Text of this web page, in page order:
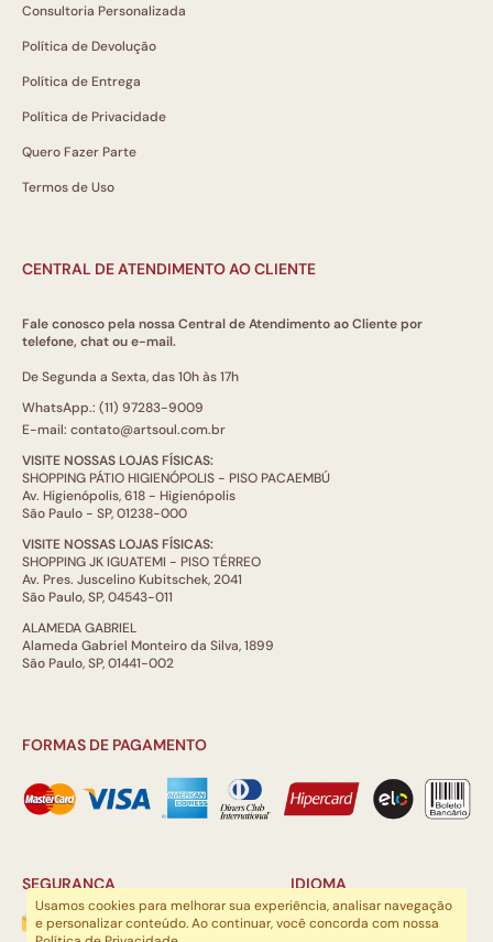
Consultoria Personalizada
Política de Devolução
Política de Entrega
Política de Privacidade
Quero Fazer Parte
Termos de Uso
CENTRAL DE ATENDIMENTO AO CLIENTE
Fale conosco pela nossa Central de Atendimento ao Cliente por
telefone, chat ou e-mail.
De Segunda a Sexta, das 10h às 17h
WhatsApp.: (11) 97283-9009
E-mail: contato@artsoul.com.br
VISITE NOSSAS LOJAS FÍSICAS:
SHOPPING PÁTIO HIGIENÓPOLIS - PISO PACAEMBÚ
Av. Higienópolis, 618 - Higienópolis
São Paulo - SP, 01238-000
VISITE NOSSAS LOJAS FÍSICAS:
SHOPPING JK IGUATEMI - PISO TÉRREO
Av. Pres. Juscelino Kubitschek, 2041
São Paulo, SP, 04543-011
ALAMEDA GABRIEL
Alameda Gabriel Monteiro da Silva, 1899
São Paulo, SP, 01441-002
FORMAS DE PAGAMENTO
SEGURANÇA IDIOMA
Usamos cookies para melhorar sua experiência, analisar navegação
e personalizar conteúdo. Ao continuar, você concorda com nossa